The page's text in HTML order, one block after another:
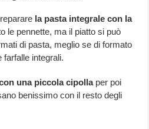
la pasta integrale con la
le pennette, ma il piatto si può
di pasta, meglio se di formato
integrali.
una piccola cipollaper poi
benissimo con il resto degli